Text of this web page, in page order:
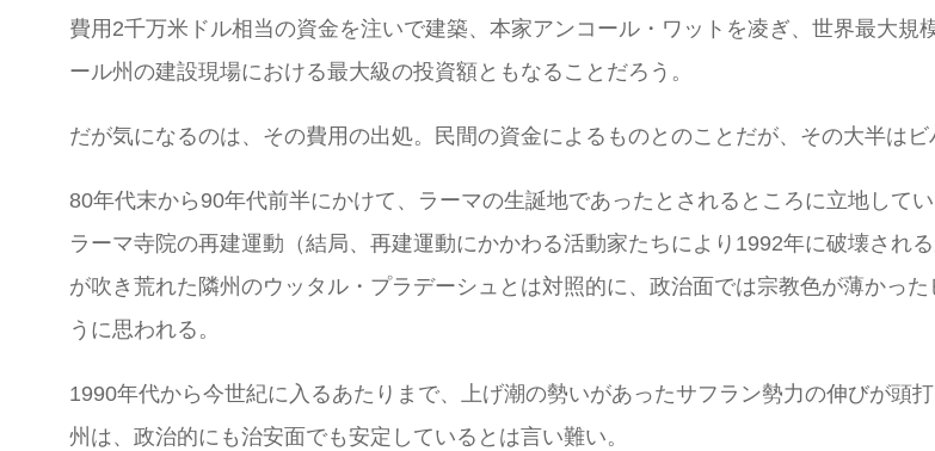
費用2千万米ドル相当の資金を注いで建築、本家アンコール・ワットを凌ぎ、世界最大
ール州の建設現場における最大級の投資額ともなることだろう。
だが気になるのは、その費用の出処。民間の資金によるものとのことだが、その大半は
80年代末から90年代前半にかけて、ラーマの生誕地であったとされるところに立地して
ラーマ寺院の再建運動（結局、再建運動にかかわる活動家たちにより1992年に破壊され
が吹き荒れた隣州のウッタル・プラデーシュとは対照的に、政治面では宗教色が薄かっ
うに思われる。
1990年代から今世紀に入るあたりまで、上げ潮の勢いがあったサフラン勢力の伸びが頭
州は、政治的にも治安面でも安定しているとは言い難い。